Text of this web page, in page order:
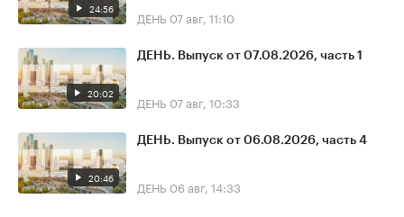
24:56 ДЕНЬ 07 авг, 11:10
20:02
ДЕНЬ. Выпуск от 07.08.2026, часть 1
ДЕНЬ 07 авг, 10:33
20:46
ДЕНЬ. Выпуск от 06.08.2026, часть 4
ДЕНЬ 06 авг, 14:33